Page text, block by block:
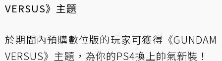
VERSUS》主題
於期間內預購數位版的玩家可獲得《GUNDAM
VERSUS》主題，為你的PS4換上帥氣新裝！